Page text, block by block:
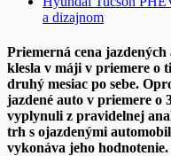
a dizajnom
Priemerná cena
klesla v máji v priemere o
druhý mesiac po sebe.
jazdené auto v priemere o
vyplynuli z pravidelnej
trh s ojazdenými
vykonáva jeho hodnotenie.